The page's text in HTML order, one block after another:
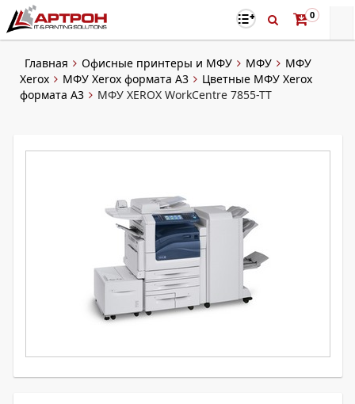
0
Главная Офисные принтеры и МФУ МФУ
МФУ
Xerox
МФУ Xerox формата A3
Цветные МФУ Xerox
формата A3
МФУ XEROX WorkCentre 7855-TT